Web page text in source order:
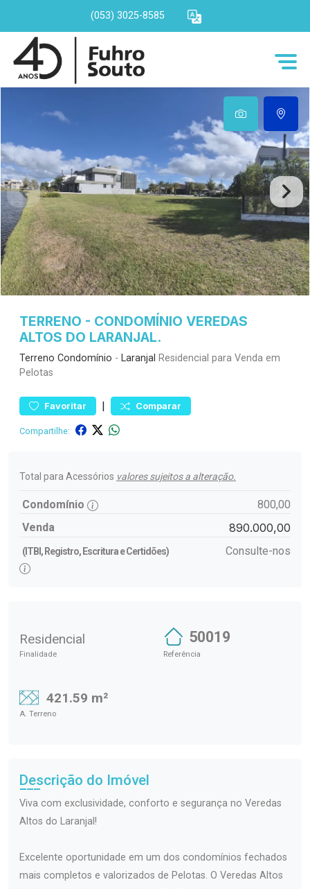
(053) 3025-8585
TERRENO - CONDOMÍNIO VEREDAS
ALTOS DO LARANJAL.
Terreno Condomínio - Laranjal Residencial para Venda em
Pelotas
Favoritar | Comparar
Compartilhe:
Total para Acessórios valores sujeitos a alteração.
Condomínio
800,00
Venda
890.000,00
(ITBI, Registro, Escritura e Certidões) Consulte-nos
Residencial
Finalidade
50019
Referência
421.59 m²
A. Terreno
Descrição do Imóvel
Viva com exclusividade, conforto e segurança no Veredas
Altos do Laranjal!
Excelente oportunidade em um dos condomínios fechados
mais completos e valorizados de Pelotas. O Veredas Altos